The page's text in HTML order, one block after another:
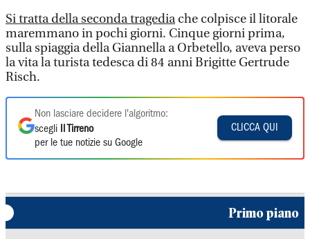
Si tratta della seconda tragediache colpisce il litorale
maremmano in pochi giorni. Cinque giorni prima,
sulla spiaggia della Giannella a Orbetello, aveva perso
la vita la turista tedesca di 84 anni Brigitte Gertrude
Risch.
Non lasciare decidere l'algoritmo:
scegli
Il Tirreno
per le tue notizie su Google
CLICCA QUI
Primo piano